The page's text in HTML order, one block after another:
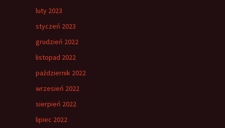
luty 2023
styczeń 2023
grudzień 2022
listopad 2022
październik 2022
wrzesień 2022
sierpień 2022
lipiec 2022